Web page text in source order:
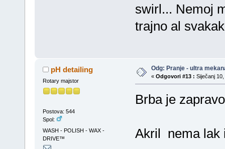
swirl... Nemoj
trajno al
pH detailing
Rotary majstor
Postova: 544
Spol:
WASH - POLISH - WAX -
DRIVE™
Odg: Pranje - ultra
« Odgovori #13 : Siječanj
Brba je
Akril nema lak